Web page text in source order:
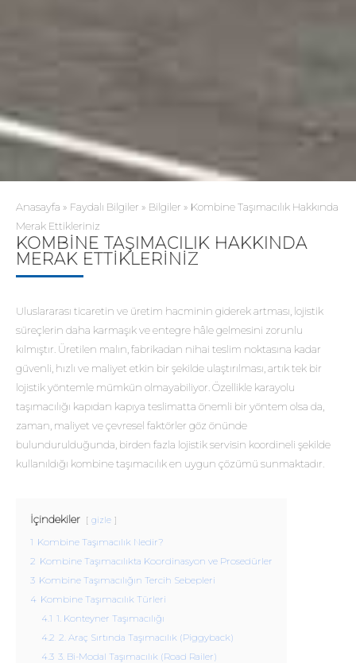
Anasayfa » Faydalı Bilgiler » Bilgiler » Kombine Taşımacılık Hakkında
Merak Ettikleriniz
KOMBINE TAŞIMACILIK HAKKINDA
MERAK ETTIKLERINIZ
Uluslararası ticaretin ve üretim hacminin giderek artması, lojistik
süreçlerin daha karmaşık ve entegre hâle gelmesini zorunlu
kılmıştır. Üretilen malın, fabrikadan nihai teslim noktasına kadar
güvenli, hızlı ve maliyet etkin bir şekilde ulaştırılması, artık tek bir
lojistik yöntemle mümkün olmayabiliyor. Özellikle karayolu
taşımacılığı kapıdan kapıya teslimatta önemli bir yöntem olsa da,
zaman, maliyet ve çevresel faktörler göz önünde
bulundurulduğunda, birden fazla lojistik servisin koordineli şekilde
kullanıldığı kombine taşımacılık en uygun çözümü sunmaktadır.
İçindekiler gizle
1 Kombine Taşımacılık Nedir?
2 Kombine Taşımacılıkta Koordinasyon ve Prosedürler
3 Kombine Taşımacılığın Tercih Sebepleri
4 Kombine Taşımacılık Türleri
4.1 1. Konteyner Taşımacılığı
4.2 2. Araç Sırtında Taşımacılık (Piggyback)
4.3 3. Bi-Modal Taşımacılık (Road Railer)